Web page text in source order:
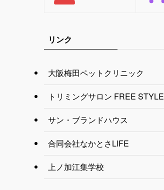
リンク
大阪梅田ペットクリニック
トリミングサロン FREE STYLE
サン・ブランドハウス
合同会社なかとさLIFE
上ノ加江集学校